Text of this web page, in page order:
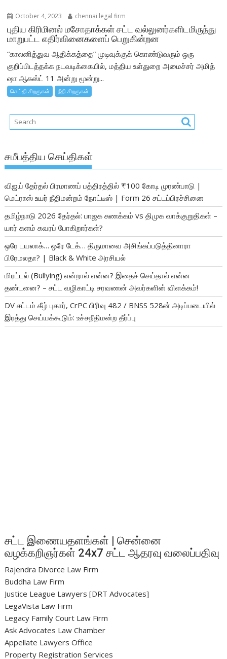
October 4, 2023 chennai legal firm
புதிய கிரிமினல் மசோதாக்கள் சட்ட வல்லுனர்களிடமிருந்து
மாறுபட்ட எதிர்வினைகளைப் பெறுகின்றன
“காலனித்துவ ஆதிக்கத்தை” முடிவுக்குக் கொண்டுவரும் ஒரு
குறிப்பிடத்தக்க நடவடிக்கையில், மத்திய உள்துறை அமைச்சர் அமித்
ஷா ஆகஸ்ட் 11 அன்று மூன்று...
செய்தி சிறகுகள் நீதி சிறகுகள்
சமீபத்திய செய்திகள்
விஜய் தேர்தல் பிரமாணப் பத்திரத்தில் ₹100 கோடி முரண்பாடு |
மெட்ராஸ் உயர் நீதிமன்றம் நோட்டீஸ் | Form 26 சட்டப்பிரச்சினை
தமிழ்நாடு 2026 தேர்தல்: பாஜக சுணக்கம் vs திமுக வாக்குறுதிகள் –
யார் களம் கவரப் போகிறார்கள்?
ஒரே டயலாக்… ஒரே டேக்… திருமாவை அசிங்கப்படுத்தினாரா
பிரேமலதா? | Black & White அரசியல்
மிரட்டல் (Bullying) என்றால் என்ன? இதைச் செய்தால் என்ன
தண்டனை? – சட்ட வழிகாட்டி சரவணன் அவர்களின் விளக்கம்!
DV சட்டம் கீழ் புகார், CrPC பிரிவு 482 / BNSS 528ன் அடிப்படையில்
இரத்து செய்யக்கூடும்: உச்சநீதிமன்ற தீர்ப்பு
சட்ட இணையதளங்கள் | சென்னை
வழக்கறிஞர்கள் 24x7 சட்ட ஆதரவு வலைப்பதிவு
Rajendra Divorce Law Firm
Buddha Law Firm
Justice League Lawyers [DRT Advocates]
LegaVista Law Firm
Legacy Family Court Law Firm
Ask Advocates Law Chamber
Appellate Lawyers Office
Property Registration Services